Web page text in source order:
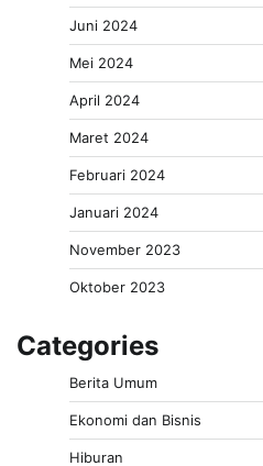
Juni 2024
Mei 2024
April 2024
Maret 2024
Februari 2024
Januari 2024
November 2023
Oktober 2023
Categories
Berita Umum
Ekonomi dan Bisnis
Hiburan